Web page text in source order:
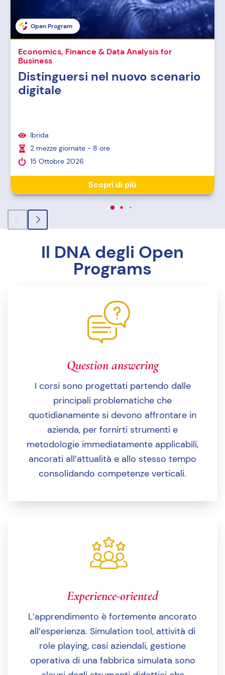
Open Program
Economics, Finance & Data Analysis for
Business
Distinguersi nel nuovo scenario
digitale
Ibrida
2 mezze giornate - 8 ore
15 Ottobre 2026
Scopri di più
Il DNA degli Open
Programs
Question answering
I corsi sono progettati partendo dalle
principali problematiche che
quotidianamente si devono affrontare in
azienda, per fornirti strumenti e
metodologie immediatamente applicabili,
ancorati all’attualità e allo stesso tempo
consolidando competenze verticali.
Experience-oriented
L’apprendimento è fortemente ancorato
all’esperienza. Simulation tool, attività di
role playing, casi aziendali, gestione
operativa di una fabbrica simulata sono